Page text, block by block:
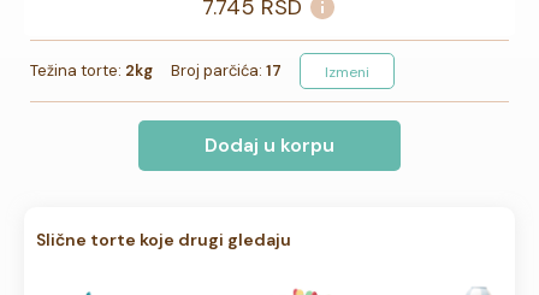
7.745 RSD
Težina torte: 2kg Broj parčića: 17 Izmeni
Dodaj u korpu
Slične torte koje drugi gledaju